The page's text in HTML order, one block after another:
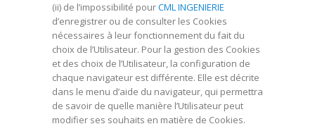
(ii) de l’impossibilité pourCML INGENIERIE
d’enregistrer ou de consulter les Cookies
nécessaires à leur fonctionnement du fait du
choix de l’Utilisateur. Pour la gestion des Cookies
et des choix de l’Utilisateur, la configuration de
chaque navigateur est différente. Elle est décrite
dans le menu d’aide du navigateur, qui permettra
de savoir de quelle manière l’Utilisateur peut
modifier ses souhaits en matière de Cookies.